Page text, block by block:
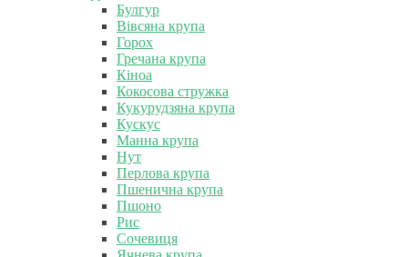
Булгур
Вівсяна крупа
Горох
Гречана крупа
Кіноа
Кокосова стружка
Кукурудзяна крупа
Кускус
Манна крупа
Нут
Перлова крупа
Пшенична крупа
Пшоно
Рис
Сочевиця